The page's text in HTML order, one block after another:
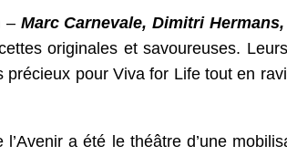
– Marc Carnevale, Dimitri
originales et savoureuses.
pour Viva for Life tout en
a été le théâtre d’une